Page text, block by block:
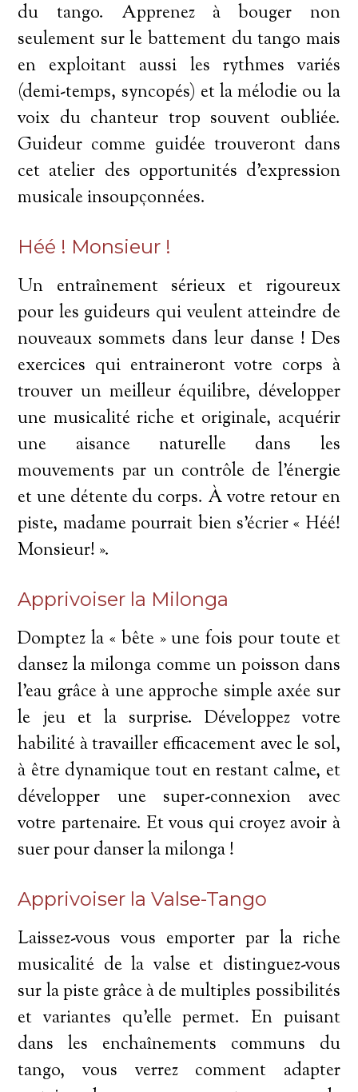
du tango. Apprenez à bouger non
seulement sur le battement du tango mais
en exploitant aussi les rythmes variés
(demi-temps, syncopés) et la mélodie ou la
voix du chanteur trop souvent oubliée.
Guideur comme guidée trouveront dans
cet atelier des opportunités d'expression
musicale insoupçonnées.
Héé ! Monsieur !
Un entraînement sérieux et rigoureux
pour les guideurs qui veulent atteindre de
nouveaux sommets dans leur danse ! Des
exercices qui entraineront votre corps à
trouver un meilleur équilibre, développer
une musicalité riche et originale, acquérir
une aisance naturelle dans les
mouvements par un contrôle de l’énergie
et une détente du corps. À votre retour en
piste, madame pourrait bien s’écrier « Héé!
Monsieur! ».
Apprivoiser la Milonga
Domptez la « bête » une fois pour toute et
dansez la milonga comme un poisson dans
l’eau grâce à une approche simple axée sur
le jeu et la surprise. Développez votre
habilité à travailler efficacement avec le sol,
à être dynamique tout en restant calme, et
développer une super-connexion avec
votre partenaire. Et vous qui croyez avoir à
suer pour danser la milonga !
Apprivoiser la Valse-Tango
Laissez-vous vous emporter par la riche
musicalité de la valse et distinguez-vous
sur la piste grâce à de multiples possibilités
et variantes qu’elle permet. En puisant
dans les enchaînements communs du
tango, vous verrez comment adapter